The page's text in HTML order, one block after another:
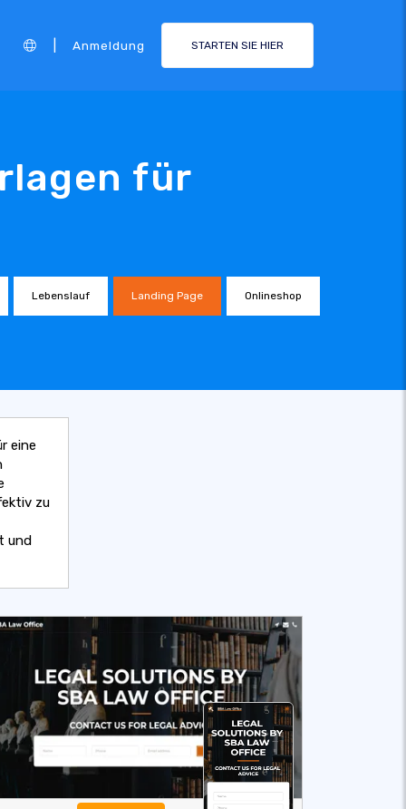
Anmeldung STARTEN SIE HIER
für
Lebenslauf Landing Page Onlineshop
eine
zu
und